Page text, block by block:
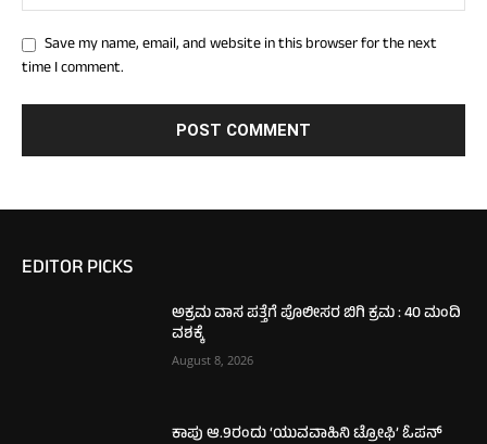
Save my name, email, and website in this browser for the next
time I comment.
EDITOR PICKS
ಅಕ್ರಮ ವಾಸ ಪತ್ತೆಗೆ ಪೊಲೀಸರ ಬಿಗಿ ಕ್ರಮ : 40 ಮಂದಿ
ವಶಕ್ಕೆ
August 8, 2026
ಕಾಪು ಆ.9ರಂದು ‘ಯುವವಾಹಿನಿ ಟ್ರೋಫಿ’ ಓಪನ್‌